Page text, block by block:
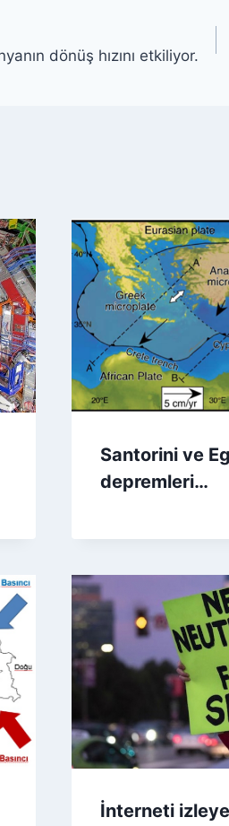
dönüş hızını etkiliyor.
Santorini ve
depremleri…
İnterneti